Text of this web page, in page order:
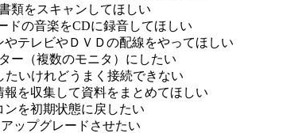
類をスキャンしてほしい
ドの音楽をCDに録音してほしい
テレビやＤＶＤの配線をやってほしい
ー（複数のモニタ）にしたい
いけれどうまく接続できない
報を収集して資料をまとめてほしい
ンを初期状態に戻したい
ップグレードさせたい